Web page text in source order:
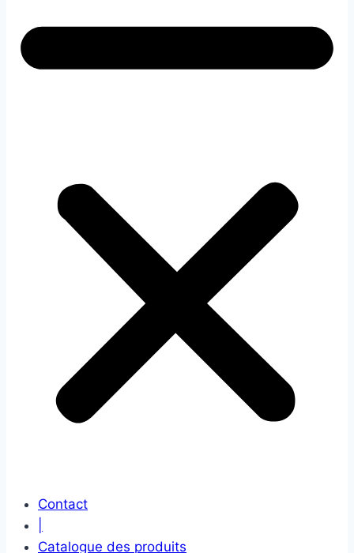
Contact
Catalogue des produits